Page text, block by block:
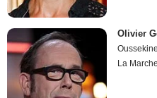
Olivier
Oussekine
La Marche